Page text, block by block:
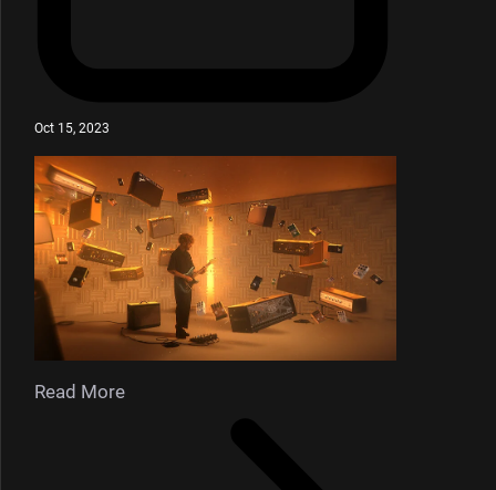
Oct 15, 2023
Read More